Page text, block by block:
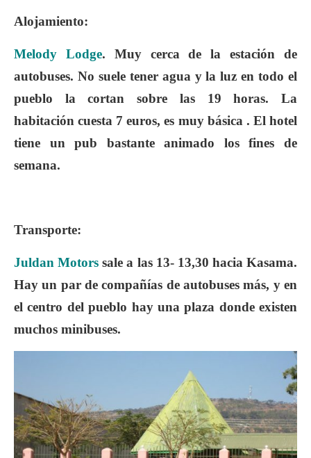
Alojamiento:
Melody Lodge. Muy cerca de la estación de
autobuses. No suele tener agua y la luz en todo el
pueblo la cortan sobre las 19 horas. La
habitación cuesta 7 euros, es muy básica . El hotel
tiene un pub bastante animado los fines de
semana.
Transporte:
Juldan Motors sale a las 13- 13,30 hacia Kasama.
Hay un par de compañías de autobuses más, y en
el centro del pueblo hay una plaza donde existen
muchos minibuses.